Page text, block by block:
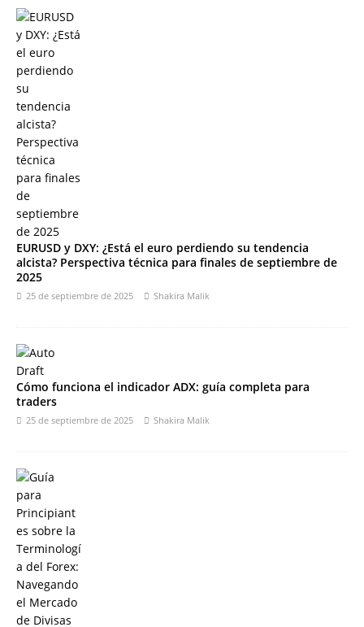
EURUSD y DXY: ¿Está el euro perdiendo su tendencia
alcista? Perspectiva técnica para finales de septiembre de
2025
25 de septiembre de 2025 Shakira Malik
Cómo funciona el indicador ADX: guía completa para
traders
25 de septiembre de 2025 Shakira Malik